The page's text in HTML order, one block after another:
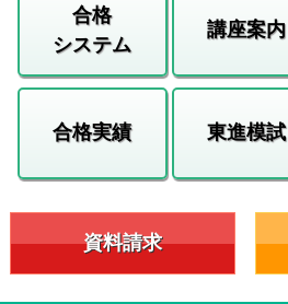
合格
システム
講座案内
合格実績 東進模試
資料請求